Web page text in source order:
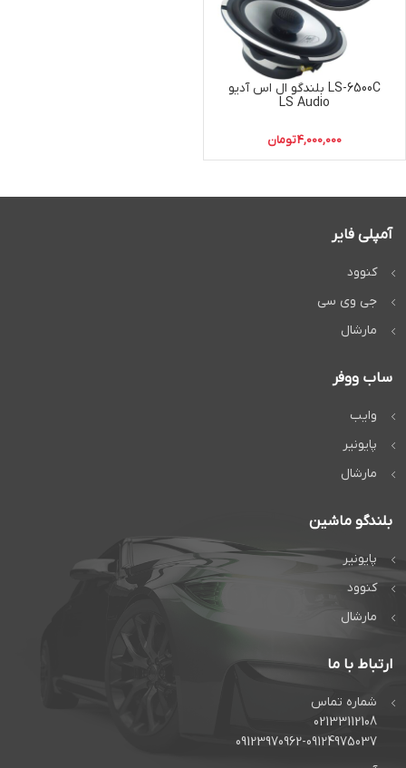
LS-6500C بلندگو ال اس آدیو
LS Audio
4,000,000تومان
آمپلی فایر
کنوود
جی وی سی
مارشال
ساب ووفر
وایب
پایونیر
مارشال
بلندگو ماشین
پایونیر
کنوود
مارشال
ارتباط با ما
شماره تماس
02133112108
09123970962-09124975037